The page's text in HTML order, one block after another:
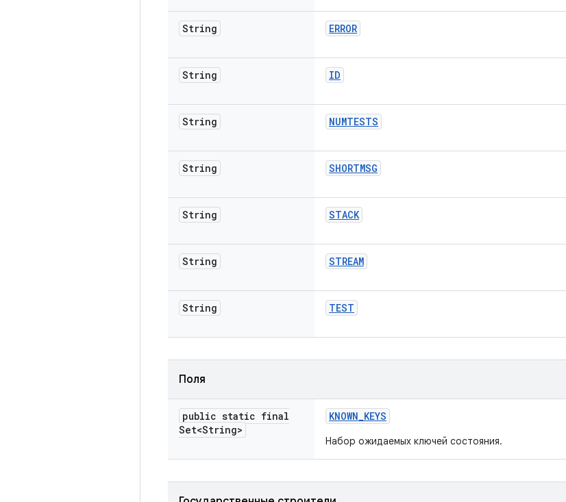
String ERROR
String ID
String NUMTESTS
String SHORTMSG
String STACK
String STREAM
String TEST
Поля
public static final
Set<String>
KNOWN_KEYS
Набор ожидаемых ключей состояния.